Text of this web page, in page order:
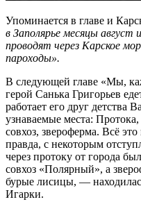
Упоминается в главе и
в Заполярье месяцы август
проводят через Карское
пароходы».
В следующей главе «Мы,
герой Санька Григорьев
работает его друг детства
узнаваемые места:
совхоз, звероферма. Всё
правда, с некоторым
через протоку от города
совхоз «Полярный», а
бурые лисицы, —
Игарки.